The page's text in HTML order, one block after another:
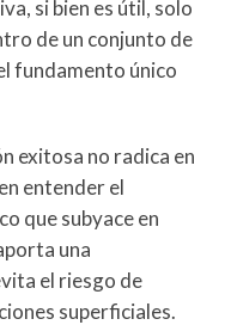
si bien es útil, solo
de un conjunto de
fundamento único
exitosa no radica en
entender el
que subyace en
una
el riesgo de
superficiales.